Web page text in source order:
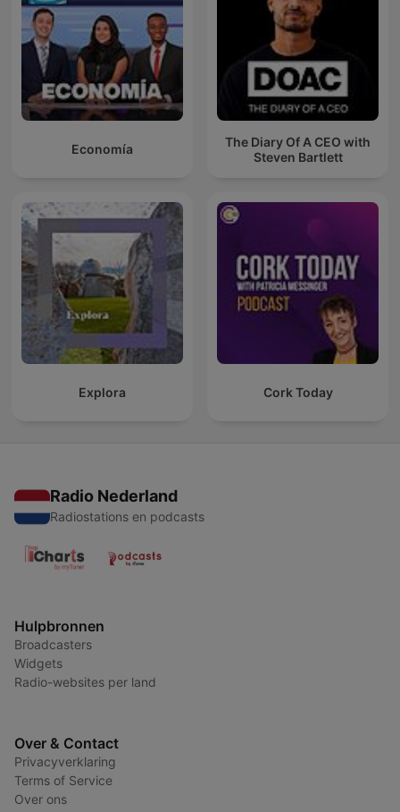
Economía
The Diary Of A CEO with
Steven Bartlett
Explora Cork Today
Radio Nederland
Radiostations en podcasts
Hulpbronnen
Broadcasters
Widgets
Radio-websites per land
Over & Contact
Privacyverklaring
Terms of Service
Over ons